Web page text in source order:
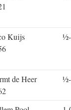
Kuijs
de Heer